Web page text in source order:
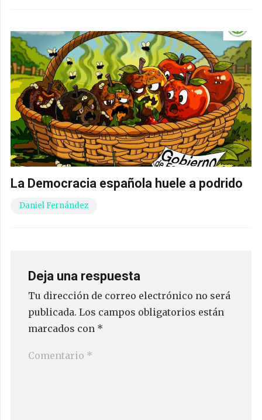
La Democracia española huele a podrido
Daniel Fernández
Deja una respuesta
Tu dirección de correo electrónico no será
publicada. Los campos obligatorios están
marcados con *